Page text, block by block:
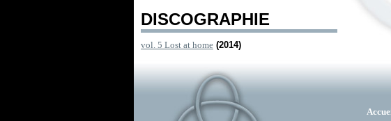
DISCOGRAPHIE
vol. 5 Lost at home (2014)